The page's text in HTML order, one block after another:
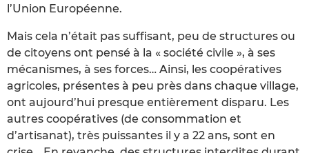
l’Union Européenne.
Mais cela n’était pas suffisant, peu de structures ou
de citoyens ont pensé à la « société civile », à ses
mécanismes, à ses forces… Ainsi, les coopératives
agricoles, présentes à peu près dans chaque village,
ont aujourd’hui presque entièrement disparu. Les
autres coopératives (de consommation et
d’artisanat), très puissantes il y a 22 ans, sont en